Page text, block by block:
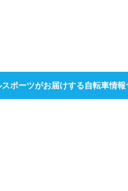
ポーツがお届けする自転車情報